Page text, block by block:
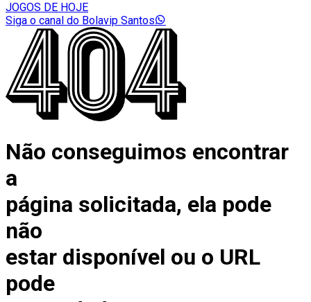
JOGOS DE HOJE
Siga o canal do Bolavip Santos
Não conseguimos encontrar
a
página solicitada, ela pode
não
estar disponível ou o URL
pode